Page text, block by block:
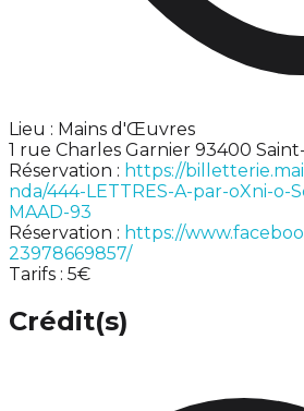
Lieu : Mains d'Œuvres
1 rue Charles Garnier 93400
Réservation : https://
nda/444-LETTRES-A-par-oXni-o-
MAAD-93
Réservation : https://
23978669857/
Tarifs : 5€
Crédit(s)